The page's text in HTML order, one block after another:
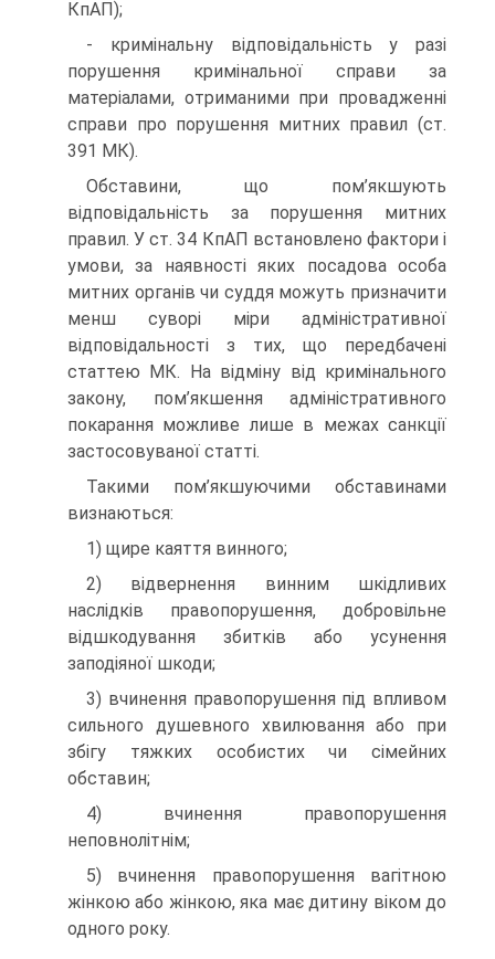
КпАП);
- кримінальну відповідальність у разі
порушення кримінальної справи за
матеріалами, отриманими при провадженні
справи про порушення митних правил (ст.
391 МК).
Обставини, що пом’якшують
відповідальність за порушення митних
правил. У ст. 34 КпАП встановлено фактори і
умови, за наявності яких посадова особа
митних органів чи суддя можуть призначити
менш суворі міри адміністративної
відповідальності з тих, що передбачені
статтею МК. На відміну від кримінального
закону, пом’якшення адміністративного
покарання можливе лише в межах санкції
застосовуваної статті.
Такими пом’якшуючими обставинами
визнаються:
1) щире каяття винного;
2) відвернення винним шкідливих
наслідків правопорушення, добровільне
відшкодування збитків або усунення
заподіяної шкоди;
3) вчинення правопорушення під впливом
сильного душевного хвилювання або при
збігу тяжких особистих чи сімейних
обставин;
4) вчинення правопорушення
неповнолітнім;
5) вчинення правопорушення вагітною
жінкою або жінкою, яка має дитину віком до
одного року.